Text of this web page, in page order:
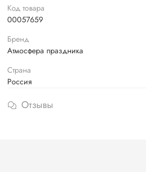
Код товара
00057659
Бренд
Атмосфера праздника
Страна
Россия
Отзывы